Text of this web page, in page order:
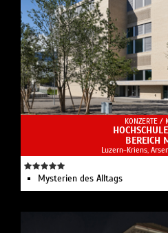
KONZERTE /
BEREICH
Luzern-Kriens,
Mysterien des Alltags